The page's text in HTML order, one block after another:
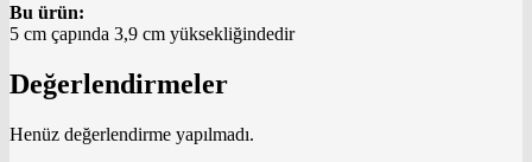
Bu ürün:
5 cm çapında 3,9 cm yüksekliğindedir
Değerlendirmeler
Henüz değerlendirme yapılmadı.